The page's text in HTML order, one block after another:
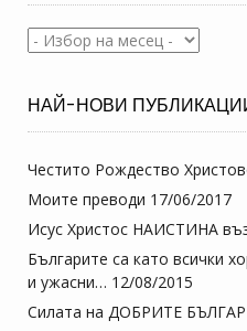
Архив
НАЙ-НОВИ
Честито Рождество
Моите преводи 17/06/2017
Исус Христос НАИСТИНА
Българите са като всички
и ужасни… 12/08/2015
Силата на ДОБРИТЕ